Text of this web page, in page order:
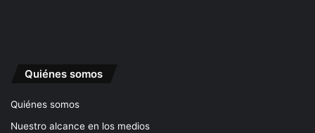
Quiénes somos
Quiénes somos
Nuestro alcance en los medios